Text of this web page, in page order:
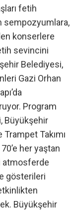
fetih
sempozyumlara,
konserlere
sevincini
Belediyesi,
Gazi Orhan
Program
Büyükşehir
Takımı
her yaştan
atmosferde
gösterileri
Büyükşehir